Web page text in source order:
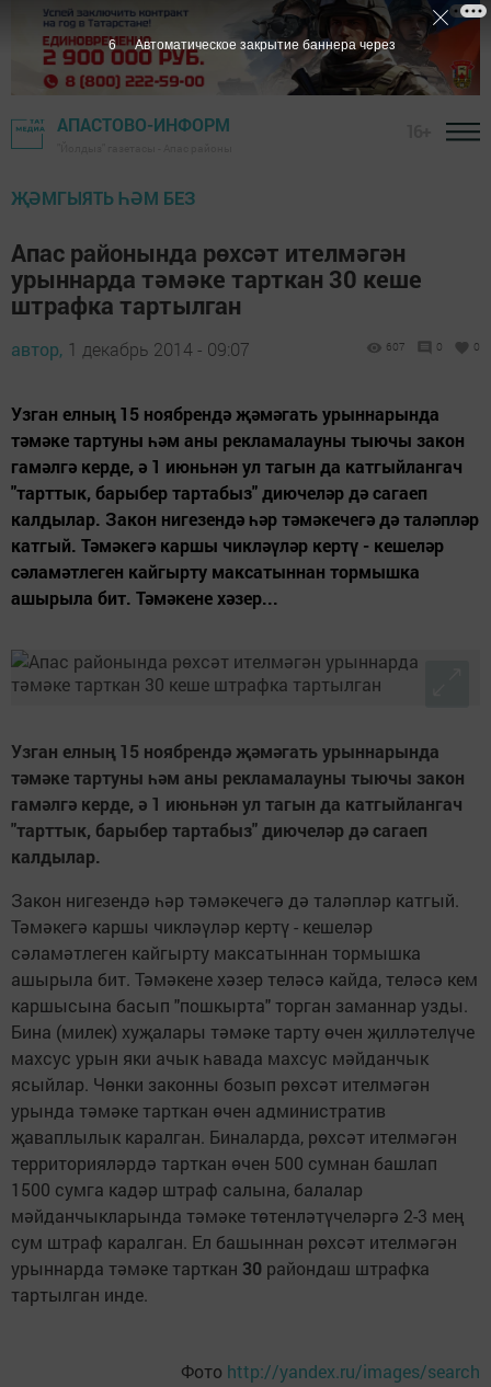
АПАСТОВО-ИНФОРМ
ҖӘМГЫЯТЬ ҺӘМ БЕЗ
Апас районында рөхсәт ителмәгән
урыннарда тәмәке тарткан 30 кеше
штрафка тартылган
автор, 1 декабрь 2014 - 09:07 607 0 0
Узган елның 15 ноябрендә җәмәгать урыннарында
тәмәке тартуны һәм аны рекламалауны тыючы закон
гамәлгә керде, ә 1 июньнән ул тагын да катгыйлангач
"тарттык, барыбер тартабыз" диючеләр дә сагаеп
калдылар. Закон нигезендә һәр тәмәкечегә дә таләпләр
катгый. Тәмәкегә каршы чикләүләр кертү - кешеләр
сәламәтлеген кайгырту максатыннан тормышка
ашырыла бит. Тәмәкене хәзер...
Узган елның 15 ноябрендә җәмәгать урыннарында
тәмәке тартуны һәм аны рекламалауны тыючы закон
гамәлгә керде, ә 1 июньнән ул тагын да катгыйлангач
"тарттык, барыбер тартабыз" диючеләр дә сагаеп
калдылар.
Закон нигезендә һәр тәмәкечегә дә таләпләр катгый.
Тәмәкегә каршы чикләүләр кертү - кешеләр
сәламәтлеген кайгырту максатыннан тормышка
ашырыла бит. Тәмәкене хәзер теләсә кайда, теләсә кем
каршысына басып "пошкырта" торган заманнар узды.
Бина (милек) хуҗалары тәмәке тарту өчен җилләтелүче
махсус урын яки ачык һавада махсус мәйданчык
ясыйлар. Чөнки законны бозып рөхсәт ителмәгән
урында тәмәке тарткан өчен административ
җаваплылык каралган. Биналарда, рөхсәт ителмәгән
территорияләрдә тарткан өчен 500 сумнан башлап
1500 сумга кадәр штраф салына, балалар
мәйданчыкларында тәмәке төтенләтүчеләргә 2-3 мең
сум штраф каралган. Ел башыннан рөхсәт ителмәгән
урыннарда тәмәке тарткан 30 райондаш штрафка
тартылган инде.
Фото http://yandex.ru/images/search
5 Автоматическое закрытие баннера через